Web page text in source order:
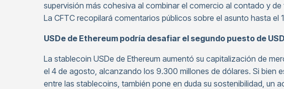
supervisión más cohesiva al combinar el comercio al contado y
La CFTC recopilará comentarios públicos sobre el asunto hasta el
USDe de Ethereum podría desafiar el segundo puesto de
La stablecoin USDe de Ethereum aumentó su capitalización de
el 4 de agosto, alcanzando los 9.300 millones de dólares. Si bien
entre las stablecoins, también pone en duda su sostenibilidad, un